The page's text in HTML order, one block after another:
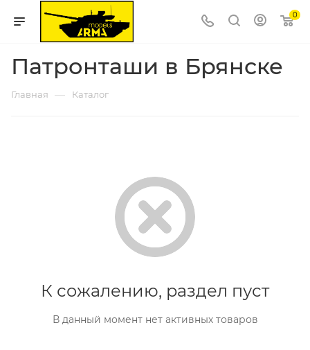
0
Патронташи в Брянске
Главная — Каталог
К сожалению, раздел пуст
В данный момент нет активных товаров